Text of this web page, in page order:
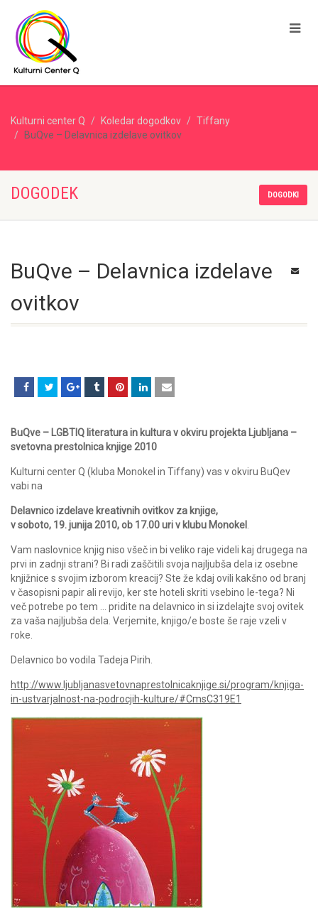
Kulturni center Q Koledar dogodkov
Tiffany
BuQve – Delavnica izdelave ovitkov
DOGODEK DOGODKI
BuQve – Delavnica izdelave
ovitkov
BuQve – LGBTIQ literatura in kultura v okviru projekta Ljubljana –
svetovna prestolnica knjige 2010
Kulturni center Q (kluba Monokel in Tiffany) vas v okviru BuQev
vabi na
Delavnico izdelave kreativnih ovitkov za knjige,
v soboto, 19. junija 2010, ob 17.00 uri v klubu Monokel
Vam naslovnice knjig niso všeč in bi veliko raje videli kaj drugega na
prvi in zadnji strani? Bi radi zaščitili svoja najljubša dela iz osebne
knjižnice s svojim izborom kreacij? Ste že kdaj ovili kakšno od branj
v časopisni papir ali revijo, ker ste hoteli skriti vsebino le-tega? Ni
več potrebe po tem … pridite na delavnico in si izdelajte svoj ovitek
za vaša najljubša dela. Verjemite, knjigo/e boste še raje vzeli v
roke.
Delavnico bo vodila Tadeja Pirih.
http://www.ljubljanasvetovnaprestolnicaknjige.si/program/knjiga-
in-ustvarjalnost-na-podrocjih-kulture/#CmsC319E1